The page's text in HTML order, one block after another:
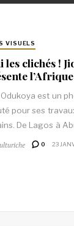
VISUELS
les clichés !
Odukoya est un
pour ses
De Lagos à
0 23